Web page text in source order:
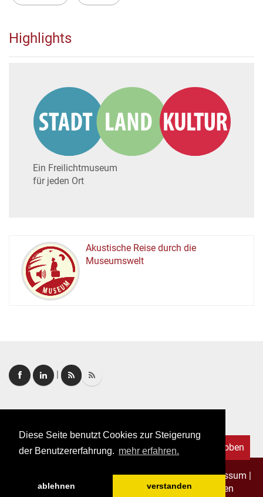
Diese Seite benutzt Cookies zur Steigerung
der Benutzererfahrung. mehr erfahren.
ablehnen verstanden
Highlights
Ein Freilichtmuseum
für jeden Ort
MUSEUM
Akustische Reise durch die
Museumswelt
Copyright © 2026. Alle Rechte vorbehalten.–Impressum |
Datenschutz
Allgemeine Geschäftsbedingungen
Nach oben